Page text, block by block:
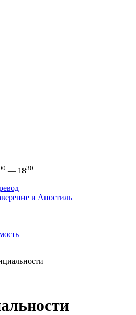
— 1830
и Апостиль